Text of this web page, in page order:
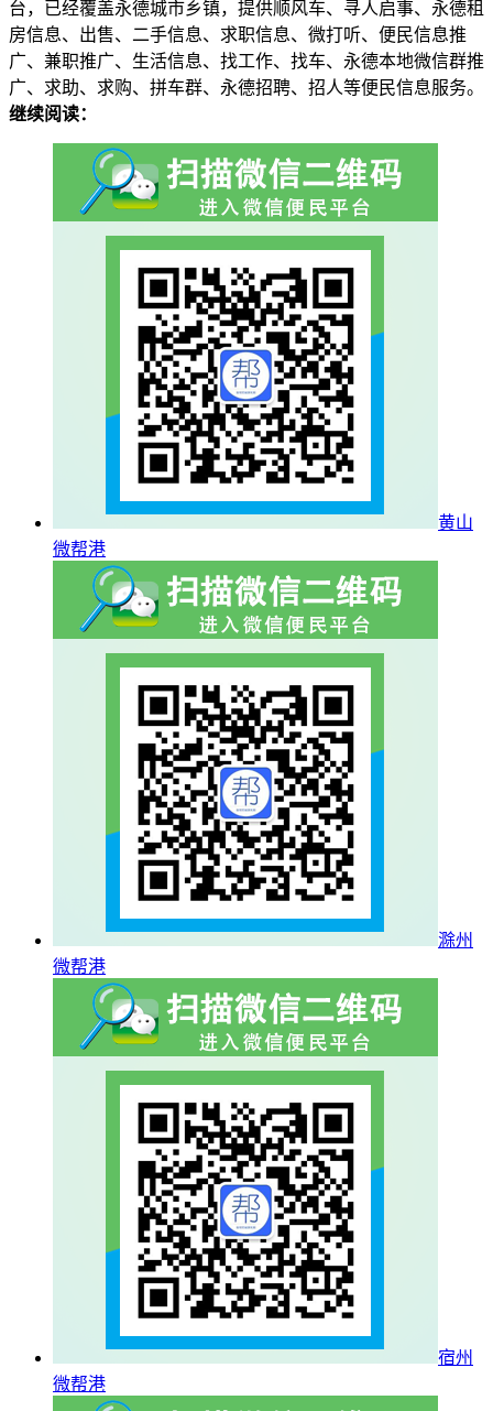
台，已经覆盖永德城市乡镇，提供顺风车、寻人启事、永德租
房信息、出售、二手信息、求职信息、微打听、便民信息推
广、兼职推广、生活信息、找工作、找车、永德本地微信群推
广、求助、求购、拼车群、永德招聘、招人等便民信息服务。
继续阅读：
黄山
微帮港
滁州
微帮港
宿州
微帮港